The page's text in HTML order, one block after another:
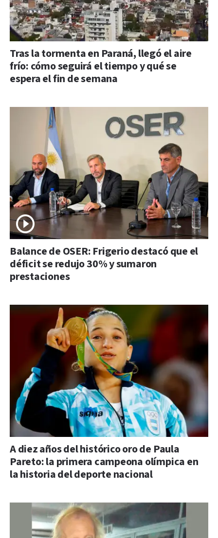
Tras la tormenta en Paraná, llegó el aire
frío: cómo seguirá el tiempo y qué se
espera el fin de semana
Balance de OSER: Frigerio destacó que el
déficit se redujo 30% y sumaron
prestaciones
A diez años del histórico oro de Paula
Pareto: la primera campeona olímpica en
la historia del deporte nacional